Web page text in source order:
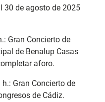
30 de agosto de 2025
Gran Concierto de
de Benalup Casas
aforo.
Gran Concierto de
de Cádiz.